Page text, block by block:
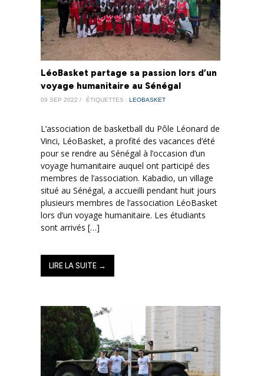
LéoBasket partage sa passion lors d’un
voyage humanitaire au Sénégal
09 SEP 2022 / ÉTIQUETTES : LEOBASKET
L’association de basketball du Pôle Léonard de
Vinci, LéoBasket, a profité des vacances d’été
pour se rendre au Sénégal à l’occasion d’un
voyage humanitaire auquel ont participé des
membres de l’association. Kabadio, un village
situé au Sénégal, a accueilli pendant huit jours
plusieurs membres de l’association LéoBasket
lors d’un voyage humanitaire. Les étudiants
sont arrivés […]
LIRE LA SUITE →